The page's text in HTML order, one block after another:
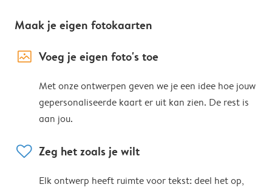
Maak je eigen fotokaarten
image_placeholder Voeg je eigen foto's toe
Met onze ontwerpen geven we je een idee hoe jouw
gepersonaliseerde kaart er uit kan zien. De rest is
aan jou.
heart Zeg het zoals je wilt
Elk ontwerp heeft ruimte voor tekst: deel het op,